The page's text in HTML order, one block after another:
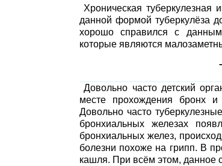
Хроническая туберкулезная
данной формой туберкулёза
хорошо справился с данным
которые являются
Довольно часто детский
месте прохождения бронх и
Довольно часто
бронхиальных железах
бронхиальных желез,
болезни похоже на грипп. В
кашля. При всём этом, данное